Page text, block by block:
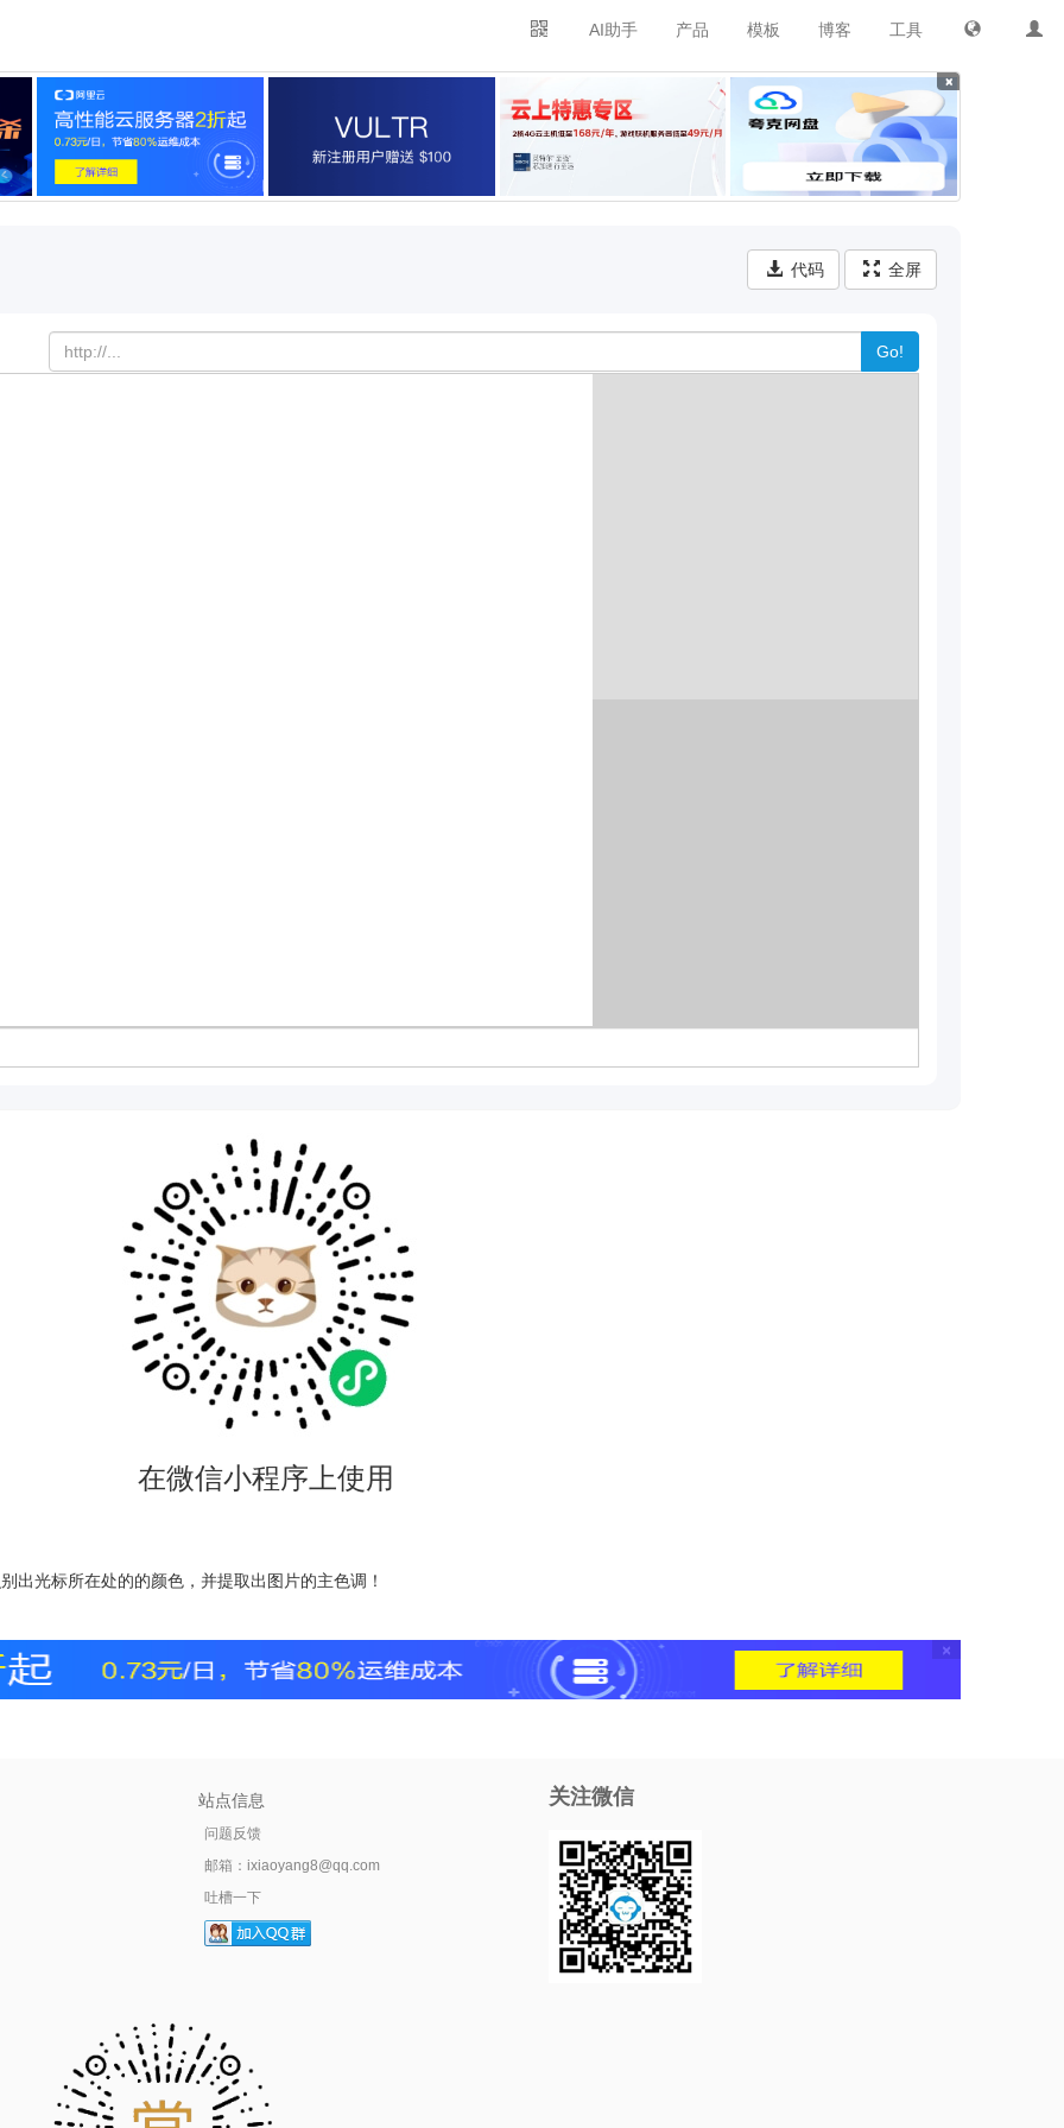
工具
博客
模板
产品
AI助手
×
代码 全屏
Go!
在微信小程序上使用
出光标所在处的的颜色，并提取出图片的主色调！
×
站点信息
问题反馈
邮箱： ixiaoyang8@qq.com
吐槽一下
关注微信